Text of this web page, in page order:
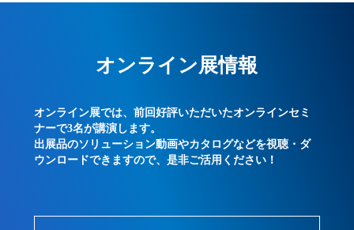
オンライン展情報
オンライン展では、前回好評いただいたオンラインセミ
ナーで3名が講演します。
出展品のソリューション動画やカタログなどを視聴・ダ
ウンロードできますので、是非ご活用ください！